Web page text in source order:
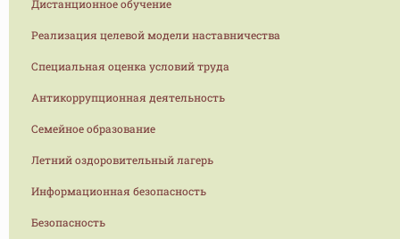
Дистанционное обучение
Реализация целевой модели наставничества
Специальная оценка условий труда
Антикоррупционная деятельность
Семейное образование
Летний оздоровительный лагерь
Информационная безопасность
Безопасность